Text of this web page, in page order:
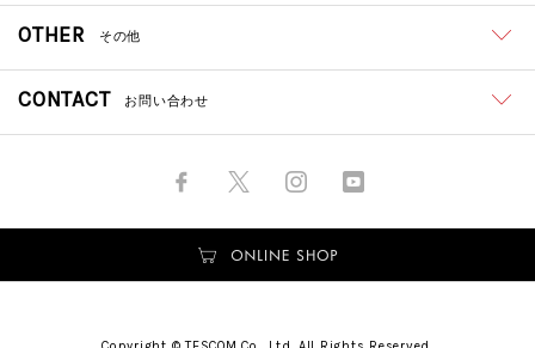
OTHER その他
CONTACT お問い合わせ